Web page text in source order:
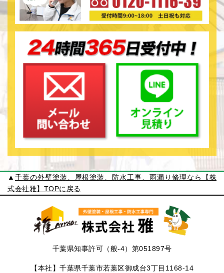
▲ 千葉の外壁塗装、屋根塗装、防水工事、雨漏り修理なら【株
式会社雅】TOPに戻る
千葉県知事許可（般-4）第051897号
【本社】千葉県千葉市若葉区御成台3丁目1168-14